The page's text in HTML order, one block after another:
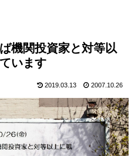
機関投資家と対等以
います
2019.03.13 2007.10.26